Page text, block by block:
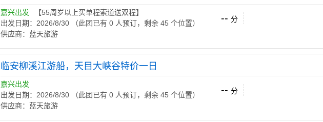
嘉兴出发
【55周岁以上买单程索道送双程】
出发日期：2026/8/30 （此团已有 0 人预订，剩余 45 个位置）
供应商：蓝天旅游
-- 分
临安柳溪江游船，天目大峡谷特价一日
嘉兴出发
出发日期：2026/8/30 （此团已有 0 人预订，剩余 45 个位置）
供应商：蓝天旅游
-- 分